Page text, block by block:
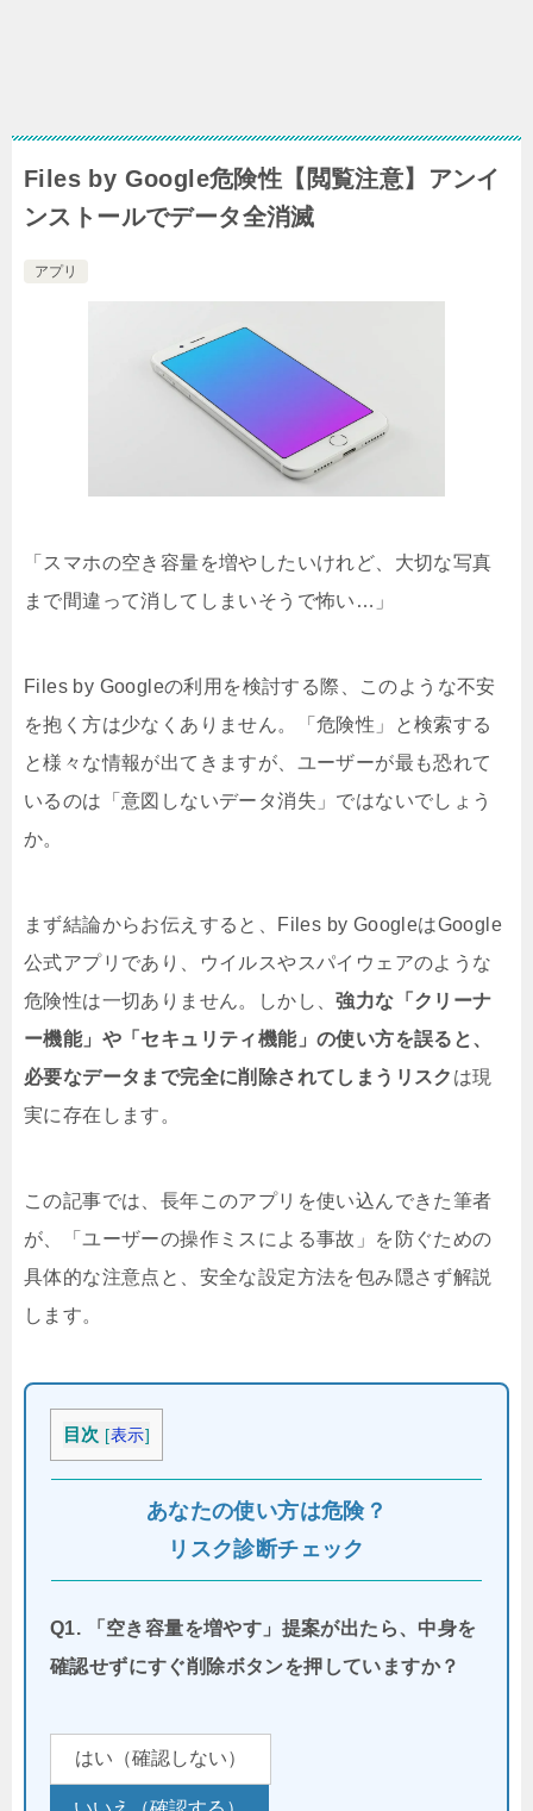
Files by Google危険性【閲覧注意】アンイ
ンストールでデータ全消滅
アプリ
「スマホの空き容量を増やしたいけれど、大切な写真
まで間違って消してしまいそうで怖い…」
Files by Googleの利用を検討する際、このような不安
を抱く方は少なくありません。「危険性」と検索する
と様々な情報が出てきますが、ユーザーが最も恐れて
いるのは「意図しないデータ消失」ではないでしょう
か。
まず結論からお伝えすると、Files by GoogleはGoogle
公式アプリであり、ウイルスやスパイウェアのような
危険性は一切ありません。しかし、強力な「クリーナ
ー機能」や「セキュリティ機能」の使い方を誤ると、
必要なデータまで完全に削除されてしまうリスク は現
実に存在します。
この記事では、長年このアプリを使い込んできた筆者
が、「ユーザーの操作ミスによる事故」を防ぐための
具体的な注意点と、安全な設定方法を包み隠さず解説
します。
目次 [表示]
あなたの使い方は危険？
リスク診断チェック
Q1. 「空き容量を増やす」提案が出たら、中身を
確認せずにすぐ削除ボタンを押していますか？
はい（確認しない）